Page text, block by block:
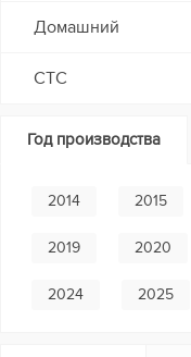
Домашний
СТС
Год производства
2014 2015
2019 2020
2024 2025